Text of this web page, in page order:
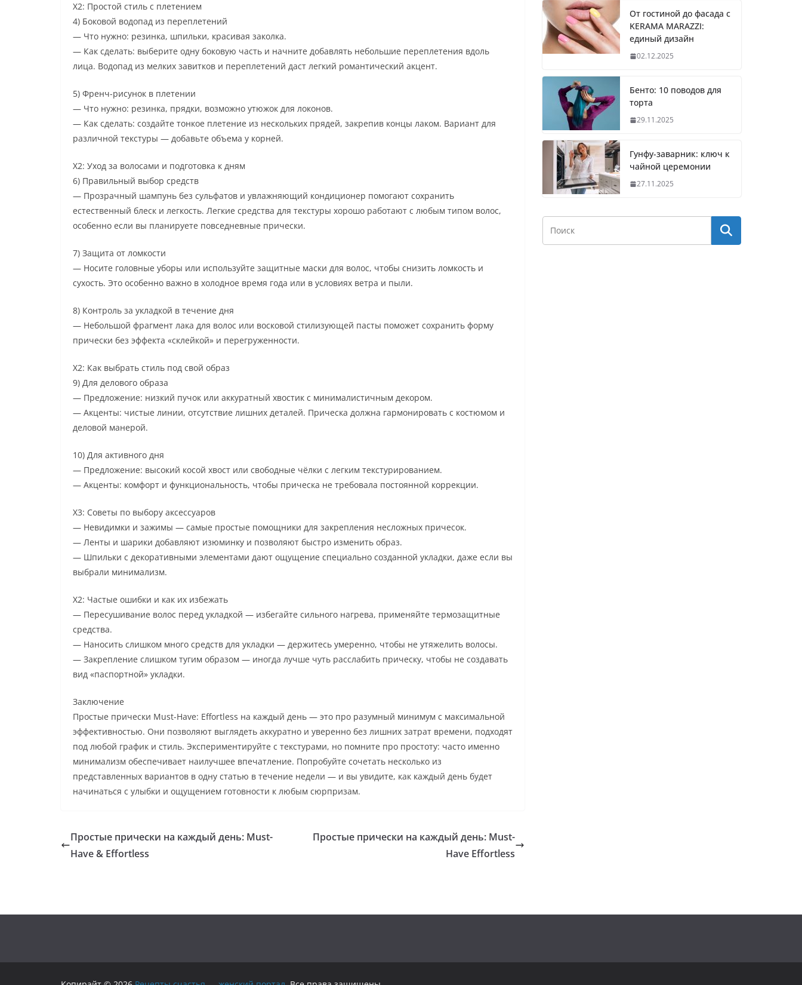
Х2: Простой стиль с плетением
4) Боковой водопад из переплетений
— Что нужно: резинка, шпильки, красивая заколка.
— Как сделать: выберите одну боковую часть и начните добавлять небольшие переплетения вдоль
лица. Водопад из мелких завитков и переплетений даст легкий романтический акцент.
5) Френч-рисунок в плетении
— Что нужно: резинка, прядки, возможно утюжок для локонов.
— Как сделать: создайте тонкое плетение из нескольких прядей, закрепив концы лаком. Вариант для
различной текстуры — добавьте объема у корней.
Х2: Уход за волосами и подготовка к дням
6) Правильный выбор средств
— Прозрачный шампунь без сульфатов и увлажняющий кондиционер помогают сохранить
естественный блеск и легкость. Легкие средства для текстуры хорошо работают с любым типом волос,
особенно если вы планируете повседневные прически.
7) Защита от ломкости
— Носите головные уборы или используйте защитные маски для волос, чтобы снизить ломкость и
сухость. Это особенно важно в холодное время года или в условиях ветра и пыли.
8) Контроль за укладкой в течение дня
— Небольшой фрагмент лака для волос или восковой стилизующей пасты поможет сохранить форму
прически без эффекта «склейкой» и перегруженности.
Х2: Как выбрать стиль под свой образ
9) Для делового образа
— Предложение: низкий пучок или аккуратный хвостик с минималистичным декором.
— Акценты: чистые линии, отсутствие лишних деталей. Прическа должна гармонировать с костюмом и
деловой манерой.
10) Для активного дня
— Предложение: высокий косой хвост или свободные чёлки с легким текстурированием.
— Акценты: комфорт и функциональность, чтобы прическа не требовала постоянной коррекции.
Х3: Советы по выбору аксессуаров
— Невидимки и зажимы — самые простые помощники для закрепления несложных причесок.
— Ленты и шарики добавляют изюминку и позволяют быстро изменить образ.
— Шпильки с декоративными элементами дают ощущение специально созданной укладки, даже если вы
выбрали минимализм.
Х2: Частые ошибки и как их избежать
— Пересушивание волос перед укладкой — избегайте сильного нагрева, применяйте термозащитные
средства.
— Наносить слишком много средств для укладки — держитесь умеренно, чтобы не утяжелить волосы.
— Закрепление слишком тугим образом — иногда лучше чуть расслабить прическу, чтобы не создавать
вид «паспортной» укладки.
Заключение
Простые прически Must-Have: Effortless на каждый день — это про разумный минимум с максимальной
эффективностью. Они позволяют выглядеть аккуратно и уверенно без лишних затрат времени, подходят
под любой график и стиль. Экспериментируйте с текстурами, но помните про простоту: часто именно
минимализм обеспечивает наилучшее впечатление. Попробуйте сочетать несколько из
представленных вариантов в одну статью в течение недели — и вы увидите, как каждый день будет
начинаться с улыбки и ощущением готовности к любым сюрпризам.
Простые прически на каждый день: Must-
Have & Effortless
Простые прически на каждый день: Must-
Have Effortless
От гостиной до фасада с
KERAMA MARAZZI:
единый дизайн
02.12.2025
Бенто: 10 поводов для
торта
29.11.2025
Гунфу-заварник: ключ к
чайной церемонии
27.11.2025